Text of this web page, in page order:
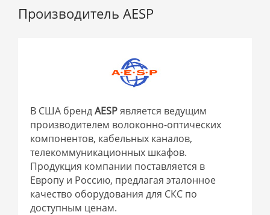
Производитель AESP
В США брендAESPявляется ведущим
производителем волоконно-оптических
компонентов, кабельных каналов,
телекоммуникационных шкафов.
Продукция компании поставляется в
Европу и Россию, предлагая эталонное
качество оборудования для СКС по
доступным ценам.